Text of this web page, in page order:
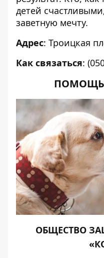
детей
заветную мечту.
Адрес: Троицкая
Как связаться:
ОБЩЕСТВО